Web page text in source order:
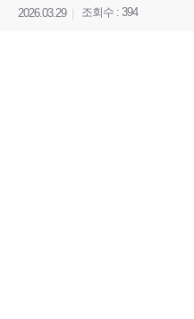
2026.03.29 조회수 : 394